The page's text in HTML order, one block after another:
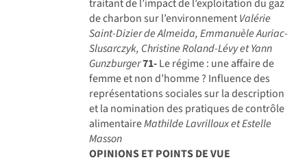
traitant de l’impact de l’exploitation du gaz
de charbon sur l’environnementValérie
Saint-Dizier de Almeida, Emmanuèle Auriac-
Slusarczyk, Christine Roland-Lévy et Yann
Gunzburger71-Le régime : une affaire de
femme et non d’homme ? Influence des
représentations sociales sur la description
et la nomination des pratiques de contrôle
alimentaireMathilde Lavrilloux et Estelle
Masson
OPINIONS ET POINTS DE VUE